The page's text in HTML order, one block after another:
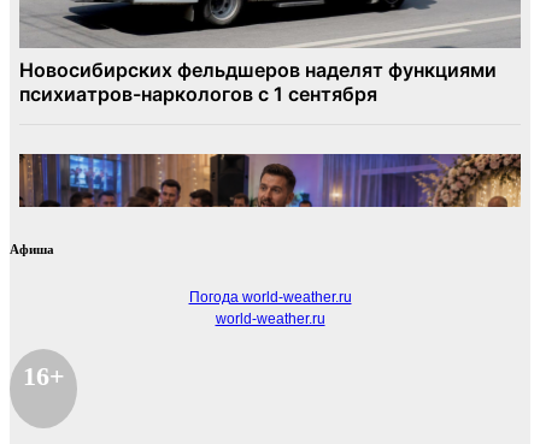
Афиша
Погода world-weather.ru
world-weather.ru
16+